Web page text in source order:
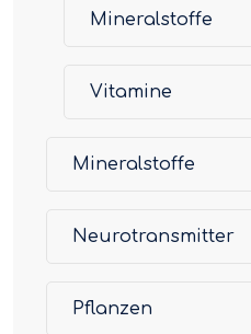
Mineralstoffe
Vitamine
Mineralstoffe
Neurotransmitter
Pflanzen